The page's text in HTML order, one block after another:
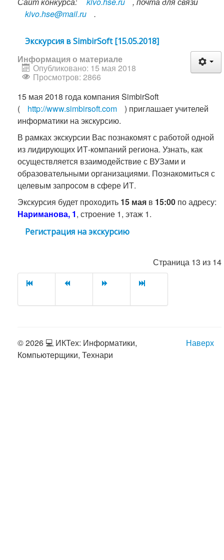
kivo.hse@mail.ru
.
Экскурсия в SimbirSoft [15.05.2018]
Информация о материале
Опубликовано: 15 мая 2018
Просмотров: 2866
15 мая 2018 года компания SimbirSoft
(
http://www.simbirsoft.com
) приглашает учителей
информатики на экскурсию.
В рамках экскурсии Вас познакомят с работой одной
из лидирующих ИТ-компаний региона. Узнать, как
осуществляется взаимодействие с ВУЗами и
образовательными организациями. Познакомиться с
целевым запросом в сфере ИТ.
Экскурсия будет проходить 15 мая в 15:00 по адресу:
Нариманова, 1, строение 1, этаж 1.
Регистрация на экскурсию
Страница 13 из 14
Наверх
© 2026 💻 ИКТех: Информатики,
Компьютерщики, Технари